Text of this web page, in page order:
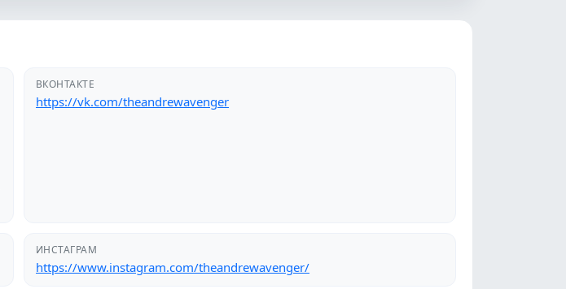
ВКОНТАКТЕ
https://vk.com/theandrewavenger
ИНСТАГРАМ
https://www.instagram.com/theandrewavenger/